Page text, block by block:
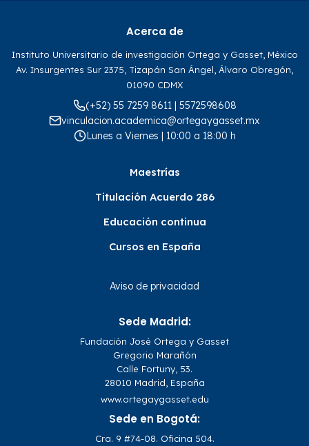
Acerca de
Instituto Universitario de investigación Ortega y Gasset, México
Av. Insurgentes Sur 2375, Tizapán San Ángel, Álvaro Obregón,
01090 CDMX
(+52) 55 7259 8611 | 5572598608
vinculacion.academica@ortegaygasset.mx
Lunes a Viernes | 10:00 a 18:00 h
Maestrías
Titulación Acuerdo 286
Educación continua
Cursos en España
Aviso de privacidad
Sede Madrid:
Fundación José Ortega y Gasset
Gregorio Marañón
Calle Fortuny, 53.
28010 Madrid, España
www.ortegaygasset.edu
Sede en Bogotá:
Cra. 9 #74-08. Oficina 504.